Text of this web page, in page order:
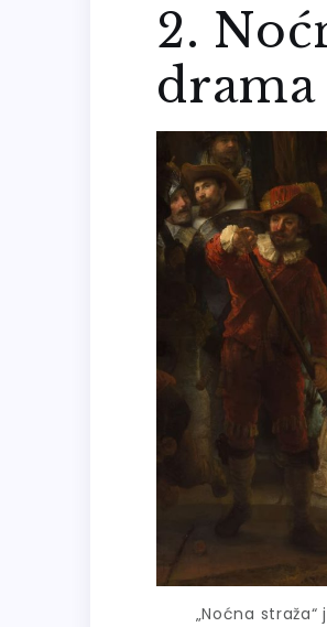
2.
„Noćna